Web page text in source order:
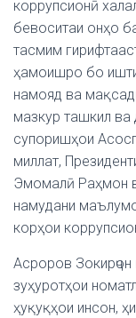
коррупсионӣ
бевоситаи онҳо
тасмим
ҳамоишро бо
намояд ва
мазкур ташкил ва
супоришҳои
миллат,
Эмомалӣ Раҳмон
намудани
корҳои
Асроров
зуҳуротҳои
ҳуқуқҳои инсон,